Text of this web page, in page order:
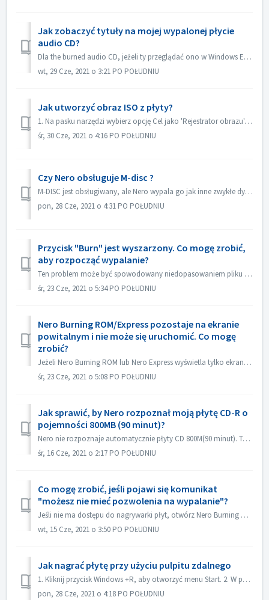
Jak zobaczyć tytuły na mojej wypalonej płycie
audio CD?
Dla the burned audio CD, jeżeli ty przeglądać ono w Windows Eksplorator, ono pokazywać jako ścieżka 01, ścieżka 02. Jest to zgodne z oczekiwaniami: If...
wt, 29 Cze, 2021 o 3:21 PO POŁUDNIU
Jak utworzyć obraz ISO z płyty?
1. Na pasku narzędzi wybierz opcję Cel jako 'Rejestrator obrazu'. 2. Włóż dysk źródłowy do napędu. Kliknij przycisk Kopiuj na pasku narzędzi. 3. ...
śr, 30 Cze, 2021 o 4:16 PO POŁUDNIU
Czy Nero obsługuje M-disc ?
M-DISC jest obsługiwany, ale Nero wypala go jak inne zwykłe dyski. Nie ma żadnego specjalnego traktowania w tym zakresie.
pon, 28 Cze, 2021 o 4:31 PO POŁUDNIU
Przycisk "Burn" jest wyszarzony. Co mogę zrobić,
aby rozpocząć wypalanie?
Ten problem może być spowodowany niedopasowaniem pliku projektu do Twojego typu projektu. Proszę wypróbować inne typy projektów, aby sprawdzić, czy nie ma p...
śr, 23 Cze, 2021 o 5:34 PO POŁUDNIU
Nero Burning ROM/Express pozostaje na ekranie
powitalnym i nie może się uruchomić. Co mogę
zrobić?
Jeżeli Nero Burning ROM lub Nero Express wyświetla tylko ekran powitalny, ale nie ma okna aplikacji, sprawdź, czy na komputerze nie działa żaden napęd dysko...
śr, 23 Cze, 2021 o 5:08 PO POŁUDNIU
Jak sprawić, by Nero rozpoznał moją płytę CD-R o
pojemności 800MB (90 minut)?
Nero nie rozpoznaje automatycznie płyty CD 800M(90 minut). Teraz jest ona nadal wykrywana jako 700M(80minut). Jeśli chcesz nagrać pełną płytę zawierającą p...
śr, 16 Cze, 2021 o 2:17 PO POŁUDNIU
Co mogę zrobić, jeśli pojawi się komunikat
"możesz nie mieć pozwolenia na wypalanie"?
Jeśli nie ma dostępu do nagrywarki płyt, otwórz Nero Burning ROM lub Nero Express, pojawi się komunikat o błędzie. Jak to rozwiązać: Pod kontem adm...
wt, 15 Cze, 2021 o 3:50 PO POŁUDNIU
Jak nagrać płytę przy użyciu pulpitu zdalnego
1. Kliknij przycisk Windows +R, aby otworzyć menu Start. 2. W polu wyszukiwania wpisz gpedit.msc i naciśnij klawisz [Enter] na klawiaturze. Spowoduje to ot...
pon, 28 Cze, 2021 o 4:18 PO POŁUDNIU